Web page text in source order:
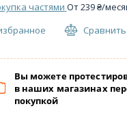
частями От239₴/
Сравнить
Вы можете
в наших магазинах
покупкой